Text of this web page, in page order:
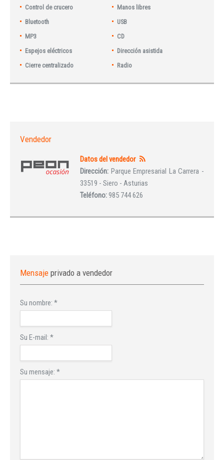
Control de crucero
Manos libres
Bluetooth
USB
MP3
CD
Espejos eléctricos
Dirección asistida
Cierre centralizado
Radio
Vendedor
Datos del vendedor
Dirección: Parque Empresarial La Carrera -
33519 - Siero - Asturias
Teléfono:985 744 626
Mensaje privado a vendedor
Su nombre: *
Su E-mail: *
Su mensaje: *